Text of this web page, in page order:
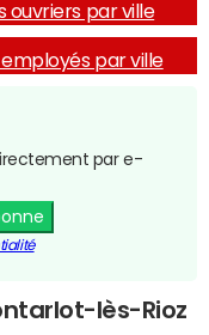
ouvriers par ville
par ville
par e-
lès-Rioz